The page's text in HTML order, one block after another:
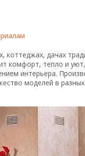
коттеджах, дачах
комфорт, тепло и
интерьера.
моделей в